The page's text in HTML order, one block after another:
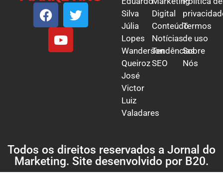
Silva
Júlia
Lopes
Wanderson
Queiroz
José
Victor
Luiz
Valadares
Digital
Conteúdo
Notícias
Tendências
SEO
Termos
de uso
Sobre
Nós
Todos os direitos reservados a Jornal do
Marketing. Site desenvolvido por B20.